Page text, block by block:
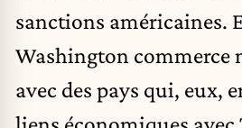
sanctions américaines.
Washington commerce
avec des pays qui, eux,